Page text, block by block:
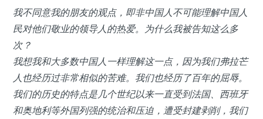
我不同意我的朋友的观点，即非中国人不可能理解中国人
民对他们敬业的领导人的热爱。为什么我被告知这么多
次？
我想我和大多数中国人一样理解这一点，因为我们弗拉芒
人也经历过非常相似的苦难。我们也经历了百年的屈辱。
我们的历史的特点是几个世纪以来一直受到法国、西班牙
和奥地利等外国列强的统治和压迫，遭受封建剥削，我们